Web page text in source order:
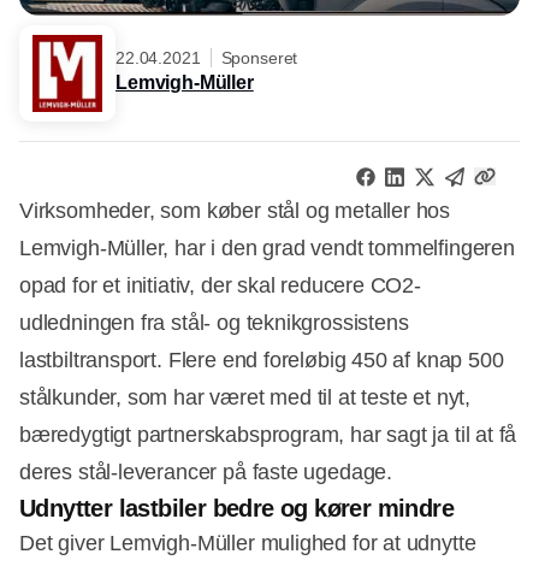
22.04.2021 Sponseret
Lemvigh-Müller
Virksomheder, som køber stål og metaller hos
Lemvigh-Müller, har i den grad vendt tommelfingeren
opad for et initiativ, der skal reducere CO2-
udledningen fra stål- og teknikgrossistens
lastbiltransport. Flere end foreløbig 450 af knap 500
stålkunder, som har været med til at teste et nyt,
bæredygtigt partnerskabsprogram, har sagt ja til at få
deres stål-leverancer på faste ugedage.
Udnytter lastbiler bedre og kører mindre
Det giver Lemvigh-Müller mulighed for at udnytte